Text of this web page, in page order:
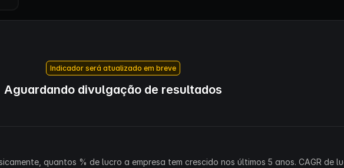
Indicador será atualizado em breve
Aguardando divulgação de resultados
quantos % de lucro a empresa tem crescido nos últimos 5 anos. CAGR de